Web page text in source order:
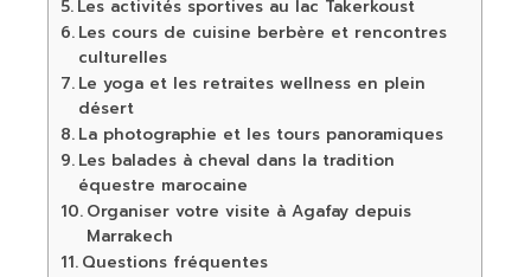
Les activités sportives au lac Takerkoust
Les cours de cuisine berbère et rencontres
culturelles
Le yoga et les retraites wellness en plein
désert
La photographie et les tours panoramiques
Les balades à cheval dans la tradition
équestre marocaine
Organiser votre visite à Agafay depuis
Marrakech
Questions fréquentes